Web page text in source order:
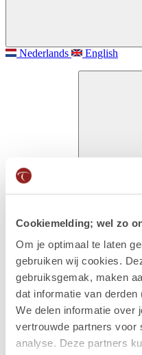
Cookiemelding; wel zo
Om je optimaal te laten
gebruiken wij cookies.
gebruiksgemak, maken
dat informatie van derden
We delen informatie over
vertrouwde partners voor
analyse. Deze partners
Nederlands English
Besuchen
Eintritt &